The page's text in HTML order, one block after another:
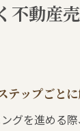
不動産
テップごと
グを進める